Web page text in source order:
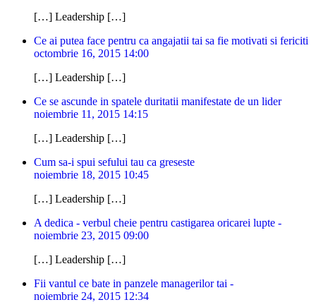
[…] Leadership […]
Ce ai putea face pentru ca angajatii tai sa fie motivati si fericiti
octombrie 16, 2015 14:00
[…] Leadership […]
Ce se ascunde in spatele duritatii manifestate de un lider
noiembrie 11, 2015 14:15
[…] Leadership […]
Cum sa-i spui sefului tau ca greseste
noiembrie 18, 2015 10:45
[…] Leadership […]
A dedica - verbul cheie pentru castigarea oricarei lupte -
noiembrie 23, 2015 09:00
[…] Leadership […]
Fii vantul ce bate in panzele managerilor tai -
noiembrie 24, 2015 12:34